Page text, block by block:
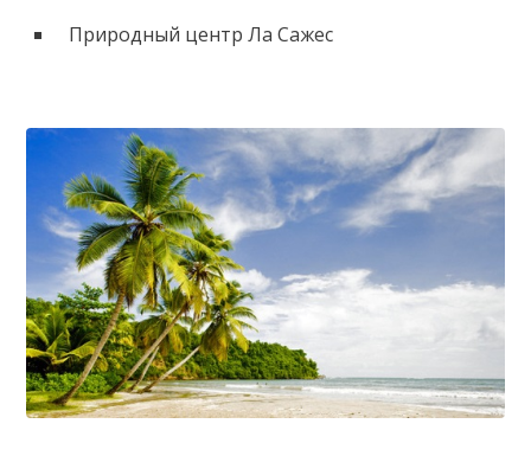
Природный центр Ла Сажес